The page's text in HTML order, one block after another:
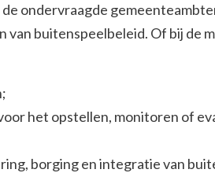
de ondervraagde
van buitenspeelbeleid. Of bij de
het opstellen, monitoren of
borging en integratie van